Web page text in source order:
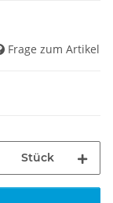
Frage zum Artikel
Stück